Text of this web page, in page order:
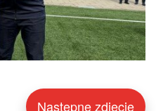
Następne zdjęcie